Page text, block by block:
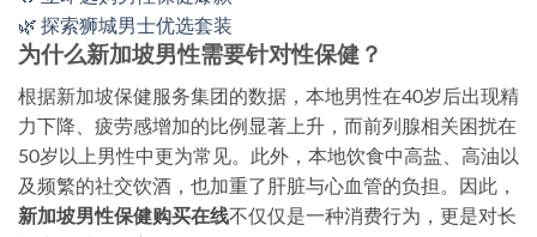
🌿 探索狮城男士优选套装
为什么新加坡男性需要针对性保健？
根据新加坡保健服务集团的数据，本地男性在40岁后出现精
力下降、疲劳感增加的比例显著上升，而前列腺相关困扰在
50岁以上男性中更为常见。此外， 本地饮食中高盐、高油以
及频繁的社交饮酒 ，也加重了肝脏与心血管的负担。因此，
新加坡男性保健购买在线不仅仅是一种消费行为，更是对长